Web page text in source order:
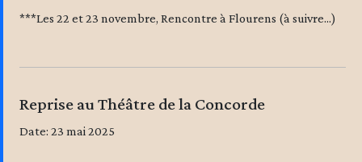
***Les 22 et 23 novembre, Rencontre à Flourens (à suivre...)
Reprise au Théâtre de la Concorde
Date: 23 mai 2025